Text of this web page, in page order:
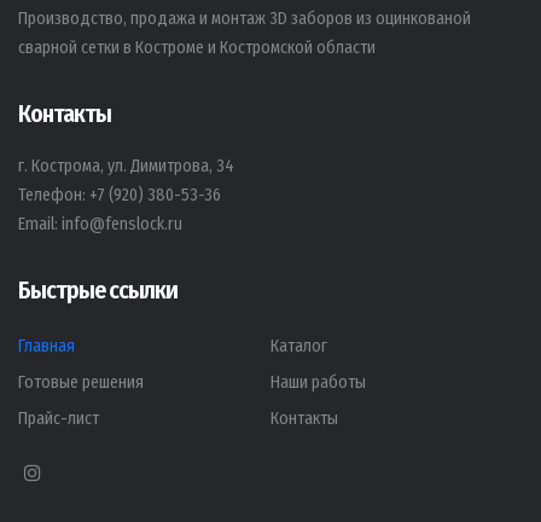
Производство, продажа и монтаж 3D заборов из оцинкованой
сварной сетки в Костроме и Костромской области
Контакты
г. Кострома, ул. Димитрова, 34
Телефон: +7 (920) 380-53-36
Email: info@fenslock.ru
Быстрые ссылки
Главная
Каталог
Готовые решения
Наши работы
Прайс-лист
Контакты